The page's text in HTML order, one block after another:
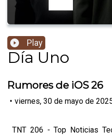
Play
Día Uno
Rumores de iOS 26
• viernes, 30 de mayo de
TNT 206 - Top Noticias